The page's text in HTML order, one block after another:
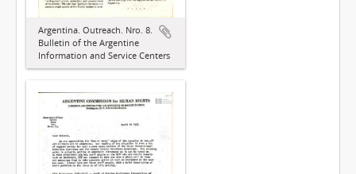
Argentina. Outreach. Nro. 8.
Bulletin of the Argentine
Information and Service Centers